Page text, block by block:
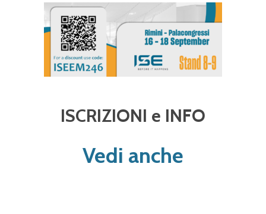
ISCRIZIONI e INFO
Vedi anche